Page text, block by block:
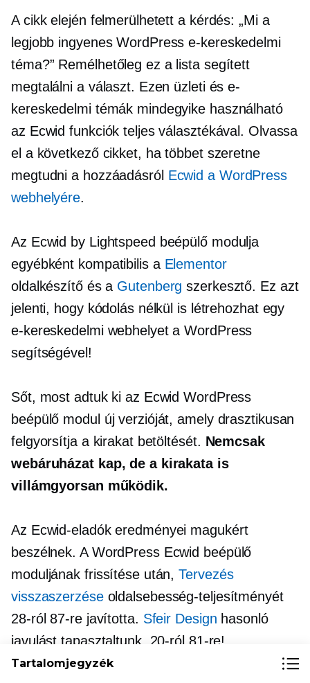
A cikk elején felmerülhetett a kérdés: „Mi a
legjobb ingyenes WordPress e-kereskedelmi
téma?” Remélhetőleg ez a lista segített
megtalálni a választ. Ezen üzleti és e-
kereskedelmi témák mindegyike használható
az Ecwid funkciók teljes választékával. Olvassa
el a következő cikket, ha többet szeretne
megtudni a hozzáadásról Ecwid a WordPress
webhelyére.
Az Ecwid by Lightspeed beépülő modulja
egyébként kompatibilis a Elementor
oldalkészítő és a Gutenberg szerkesztő. Ez azt
jelenti, hogy kódolás nélkül is létrehozhat egy
e-kereskedelmi webhelyet a WordPress
segítségével!
Sőt, most adtuk ki az Ecwid WordPress
beépülő modul új verzióját, amely drasztikusan
felgyorsítja a kirakat betöltését. Nemcsak
webáruházat kap, de a kirakata is
villámgyorsan működik.
Az Ecwid-eladók eredményei magukért
beszélnek. A WordPress Ecwid beépülő
moduljának frissítése után,Tervezés
visszaszerzéseoldalsebesség-teljesítményét
28-ról 87-re javította. Sfeir Design hasonló
javulást tapasztaltunk, 20-ról 81-re!
Tartalomjegyzék